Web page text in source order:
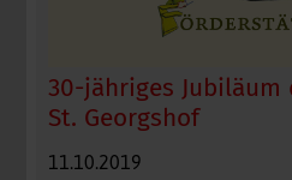
30-jähriges
St. Georgshof
11.10.2019